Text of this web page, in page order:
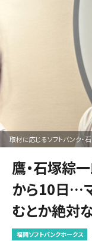
取材に応じるソフトバンク・
鷹・石塚綜
から10日…
むとか絶対
福岡ソフトバンクホークス